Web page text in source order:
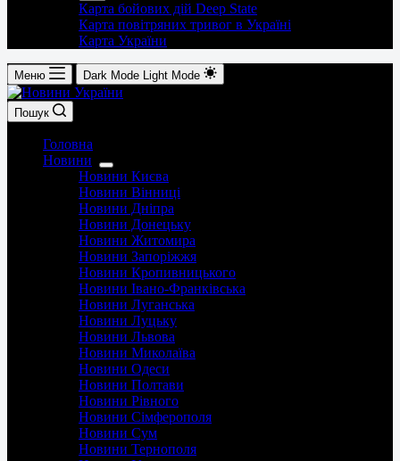
Карта бойових дій Deep State
Карта повітряних тривог в Україні
Карта України
Меню Dark Mode Light Mode
Пошук
Головна
Новини
Новини Києва
Новини Вінниці
Новини Дніпра
Новини Донецьку
Новини Житомира
Новини Запоріжжя
Новини Кропивницького
Новини Івано-Франківська
Новини Луганська
Новини Луцьку
Новини Львова
Новини Миколаїва
Новини Одеси
Новини Полтави
Новини Рівного
Новини Сімферополя
Новини Сум
Новини Тернополя